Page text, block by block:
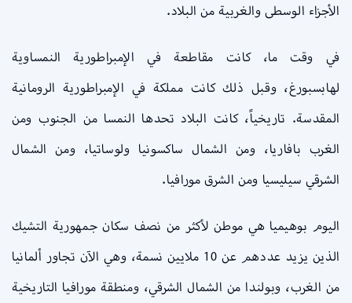
الأجزاء الوسطى والغربية من البلاد.
في وقت ما، كانت مقاطعة في الإمبراطورية النمساوية
لهابسبورغ، وقبل ذلك كانت مملكة في الإمبراطورية الرومانية
المقدسة. تاريخياً، كانت البلاد تحدها النمسا من الجنوب ومن
الغرب بافاريا، ومن الشمال ساكسونيا ولوساتيا، ومن الشمال
الشرقي سيليسيا ومن الشرق مورافيا.
اليوم بوهيميا هي موطن لأكثر من نصف سكان جمهورية التشيك
الذين يزيد عددهم عن 10 ملايين نسمة، وهي الآن تجاور ألمانيا
من الغرب، وبولندا من الشمال الشرقي، ومنطقة مورافيا التاريخية